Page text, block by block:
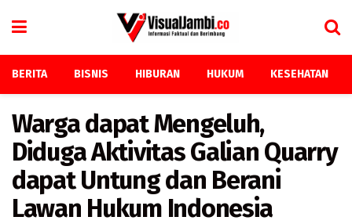
BERITA BISNIS HIBURAN HUKUM KESEHATAN
Warga dapat Mengeluh,
Diduga Aktivitas Galian Quarry
dapat Untung dan Berani
Lawan Hukum Indonesia